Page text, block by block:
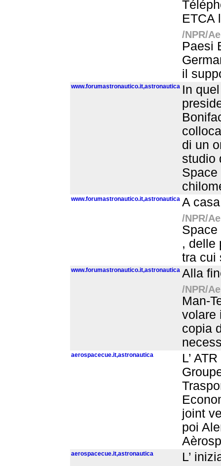
ETCA
/NPR/
Paesi
il
www.forumastronautico.it,astronautica In
di un
studio
Space
www.forumastronautico.it,astronautica A
/NPR/
Space
, delle
tra cui
www.forumastronautico.it,astronautica Alla
/NPR/
Man-
volare
copia
aerospacecue.it,astronautica
L’
joint
poi
aerospacecue.it,astronautica
L’